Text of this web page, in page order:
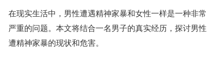
在现实生活中，男性遭遇精神家暴和女性一样是一种非常
严重的问题。本文将结合一名男子的真实经历，探讨男性
遭精神家暴的现状和危害。